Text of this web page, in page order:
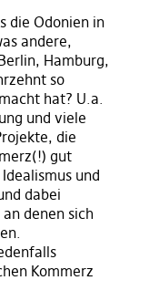
die Odonien in
andere,
Hamburg,
so
hat? U.a.
und viele
die
gut
und
dabei
denen sich
Kommerz